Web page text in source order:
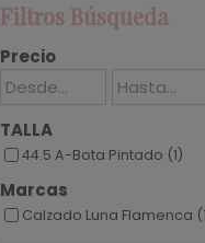
Filtros Búsqueda
Precio
TALLA
44.5 A-Bota Pintado (1)
Marcas
Calzado Luna Flamenca